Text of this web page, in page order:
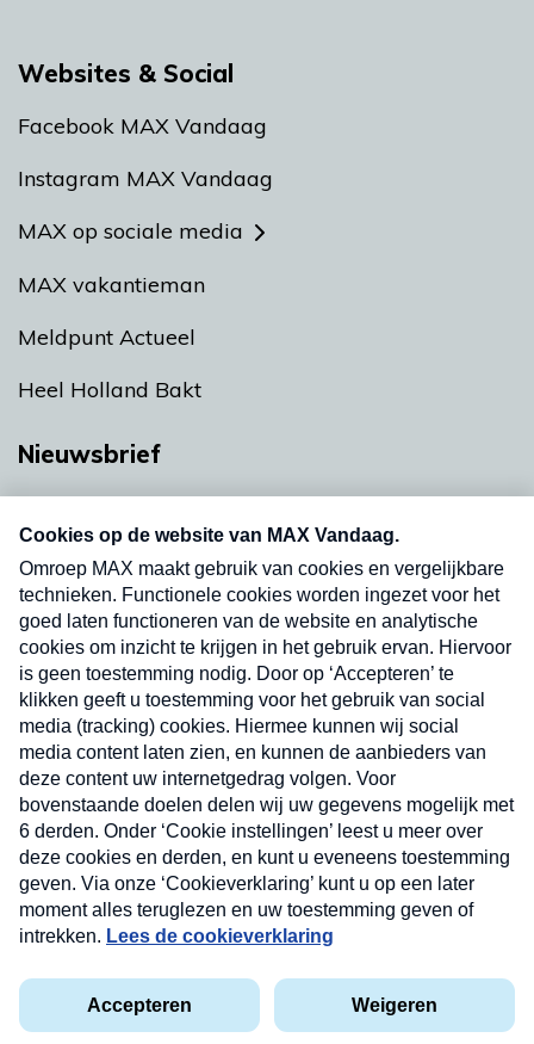
Websites & Social
Facebook MAX Vandaag
Instagram MAX Vandaag
MAX op sociale media
MAX vakantieman
Meldpunt Actueel
Heel Holland Bakt
Nieuwsbrief
nieuwsbrief. Elke vrijdag- en dinsdagochtend in
uw mailbox.
Verzend
Privacyverklaring
Cookieverklaring
Kwetsbaarheid melden
Nieuwsbrief
Neem hier een gratis abonnement op onze
nieuwsbrief. Elke vrijdag- en dinsdagochtend in uw